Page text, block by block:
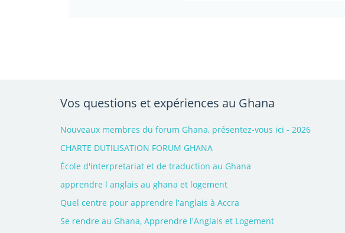
Vos questions et expériences au Ghana
Nouveaux membres du forum Ghana, présentez-vous ici - 2026
CHARTE DUTILISATION FORUM GHANA
École d'interpretariat et de traduction au Ghana
apprendre l anglais au ghana et logement
Quel centre pour apprendre l'anglais à Accra
Se rendre au Ghana, Apprendre l'Anglais et Logement